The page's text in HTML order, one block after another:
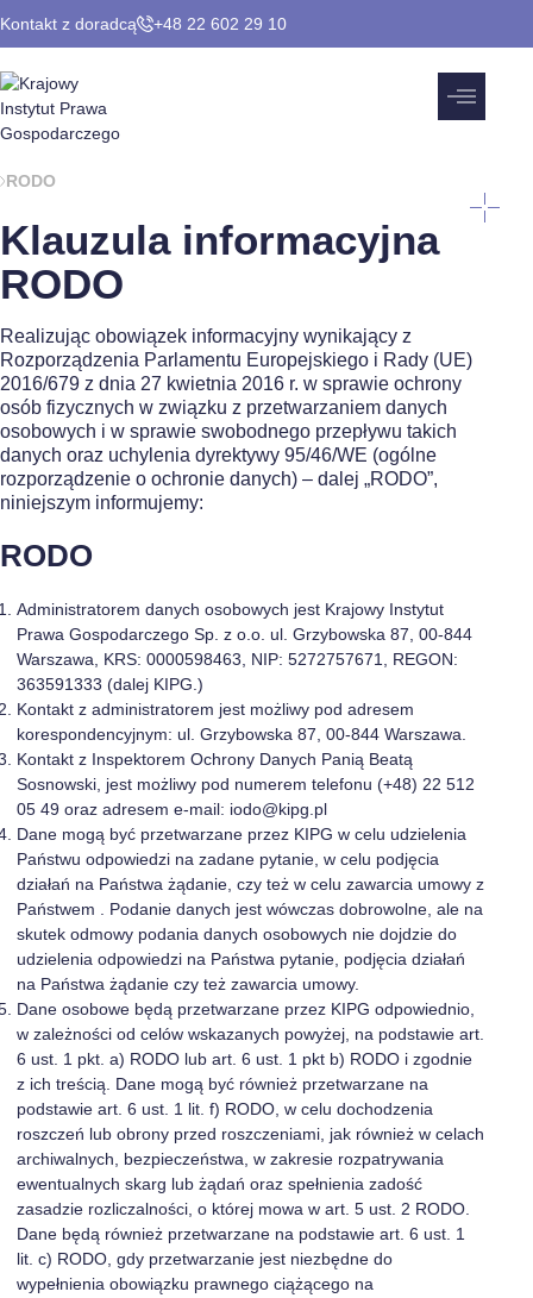
Kontakt z doradcą +48 22 602 29 10
RODO
Klauzula informacyjna
RODO
Realizując obowiązek informacyjny wynikający z
Rozporządzenia Parlamentu Europejskiego i Rady (UE)
2016/679 z dnia 27 kwietnia 2016 r. w sprawie ochrony
osób fizycznych w związku z przetwarzaniem danych
osobowych i w sprawie swobodnego przepływu takich
danych oraz uchylenia dyrektywy 95/46/WE (ogólne
rozporządzenie o ochronie danych) – dalej „RODO”,
niniejszym informujemy:
RODO
Administratorem danych osobowych jest Krajowy Instytut
Prawa Gospodarczego Sp. z o.o. ul. Grzybowska 87, 00-844
Warszawa, KRS: 0000598463, NIP: 5272757671, REGON:
363591333 (dalej KIPG.)
Kontakt z administratorem jest możliwy pod adresem
korespondencyjnym: ul. Grzybowska 87, 00-844 Warszawa.
Kontakt z Inspektorem Ochrony Danych Panią Beatą
Sosnowski, jest możliwy pod numerem telefonu (+48) 22 512
05 49 oraz adresem e-mail: iodo@kipg.pl
Dane mogą być przetwarzane przez KIPG w celu udzielenia
Państwu odpowiedzi na zadane pytanie, w celu podjęcia
działań na Państwa żądanie, czy też w celu zawarcia umowy z
Państwem . Podanie danych jest wówczas dobrowolne, ale na
skutek odmowy podania danych osobowych nie dojdzie do
udzielenia odpowiedzi na Państwa pytanie, podjęcia działań
na Państwa żądanie czy też zawarcia umowy.
Dane osobowe będą przetwarzane przez KIPG odpowiednio,
w zależności od celów wskazanych powyżej, na podstawie art.
6 ust. 1 pkt. a) RODO lub art. 6 ust. 1 pkt b) RODO i zgodnie
z ich treścią. Dane mogą być również przetwarzane na
podstawie art. 6 ust. 1 lit. f) RODO, w celu dochodzenia
roszczeń lub obrony przed roszczeniami, jak również w celach
archiwalnych, bezpieczeństwa, w zakresie rozpatrywania
ewentualnych skarg lub żądań oraz spełnienia zadość
zasadzie rozliczalności, o której mowa w art. 5 ust. 2 RODO.
Dane będą również przetwarzane na podstawie art. 6 ust. 1
lit. c) RODO, gdy przetwarzanie jest niezbędne do
wypełnienia obowiązku prawnego ciążącego na